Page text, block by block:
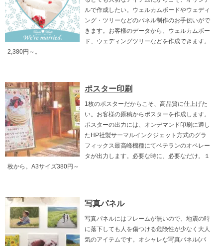
ルで作成したい。ウェルカムボードやウェディ
ング・ツリーなどのパネル制作のお手伝いがで
きます。お客様のデータから、ウェルカムボー
ド、ウェディングツリーなどを作成できます。
2,380円～。
ポスター印刷
1枚のポスターだからこそ、高品質に仕上げた
い。お客様の原稿からポスターを作成します。
ポスターの出力には、オンデマンド印刷に適し
たHP社製サーマルインクジェット方式のグラ
フィックス最高峰機種にてベテランのオペレー
タが出力します。必要な時に、必要なだけ。１
枚から。A3サイズ380円～
写真パネル
写真パネルにはフレームが無いので、地震の時
に落下しても人を傷つける危険性が少なく大人
気のアイテムです。オシャレな写真パネル(パ